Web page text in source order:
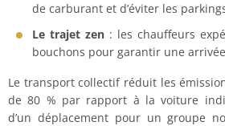
de carburant et d’éviter les
Le trajet zen : les chauffeurs
bouchons pour garantir une
Le transport collectif réduit les
de 80 % par rapport à la voiture
d’un déplacement pour un groupe